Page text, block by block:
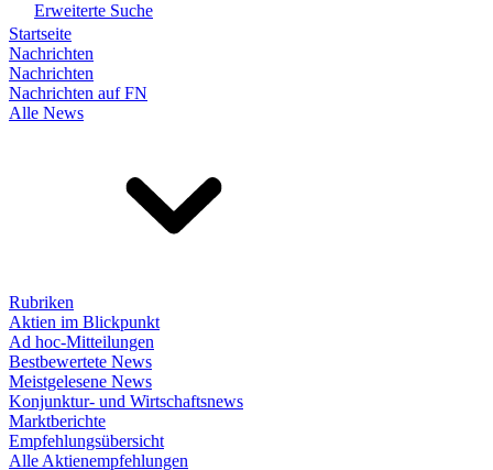
Erweiterte Suche
Startseite
Nachrichten
Nachrichten
Nachrichten auf FN
Alle News
Rubriken
Aktien im Blickpunkt
Ad hoc-Mitteilungen
Bestbewertete News
Meistgelesene News
Konjunktur- und Wirtschaftsnews
Marktberichte
Empfehlungsübersicht
Alle Aktienempfehlungen